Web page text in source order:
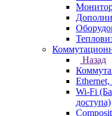
Назад
Ethernet,
Wi-Fi
доступа)